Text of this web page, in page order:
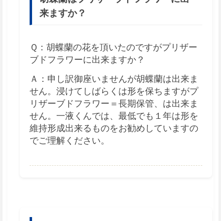
来ますか？
Ｑ：胡蝶蘭の花を頂いたのですがプリザー
ブドフラワーに出来ますか？
Ａ：申し訳御座いませんが胡蝶蘭は出来ま
せん。浸けてしばらくは形を保ちますがプ
リザーブドフラワー＝長期保管、は出来ま
せん。一液くんでは、最低でも１年は形を
維持形成出来るものをお勧めしていますの
でご理解ください。